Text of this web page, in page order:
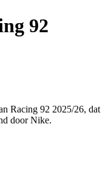
92
Racing 92 2025/26, dat
door Nike.